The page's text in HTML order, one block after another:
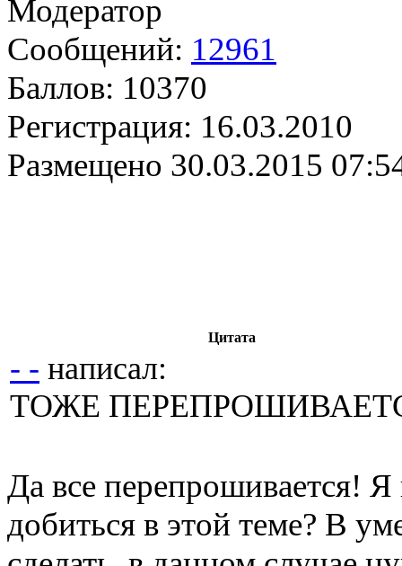
Модератор
Сообщений: 12961
Баллов: 10370
Регистрация: 16.03.2010
Размещено 30.03.2015
Цитата
- - написал:
ТОЖЕ
Да все перепрошивается!
добиться в этой теме? В